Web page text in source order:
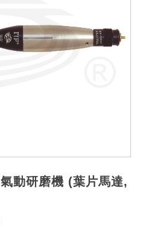
動研磨機 (葉片馬達,